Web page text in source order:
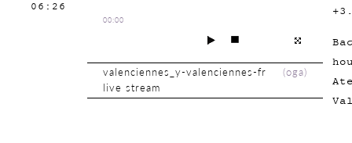
06:26
00:00
(oga)
valenciennes_y-valenciennes-fr
live stream